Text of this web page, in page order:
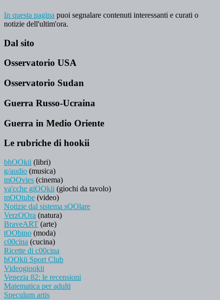
In questa pagina puoi segnalare contenuti interessanti e curati o
notizie dell'ultim'ora.
Dal sito
Osservatorio USA
Osservatorio Sudan
Guerra Russo-Ucraina
Guerra in Medio Oriente
Le rubriche di hookii
bhOOkii (libri)
g/audio (musica)
mOOvies (cinema)
va'cche giOOkii (giochi da tavolo)
mOOtube (video)
Notizie dal sistema sOOlare
VerzOOra (natura)
BraveART (arte)
tOObino (moda)
c00cina (cucina)
Ricette di c00cina
hOOkii Sport Club
Videogiookii
Venezia 82: le recensioni
Matematica per adulti
Speculum artis